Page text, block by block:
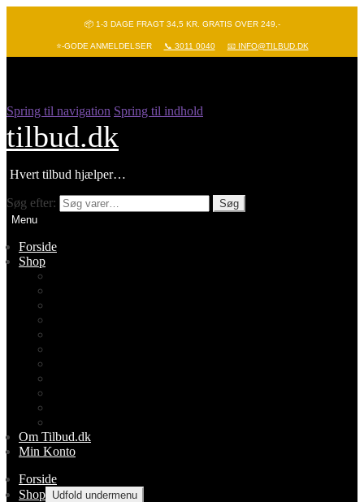
📦 1-3 DAGE FRAGT 34,5 KR. GRATIS OVER 249,-
⭐-GODE ANMELDELSER 📞 3011 0040 📧 INFO@TILBUD.DK
Spring til navigation Spring til indhold
tilbud.dk
Hvert tilbud hjælper…
Søg efter:
Søg
Menu
Forside
Shop
Om Tilbud.dk
Min Konto
Forside
Shop Udfold undermenu